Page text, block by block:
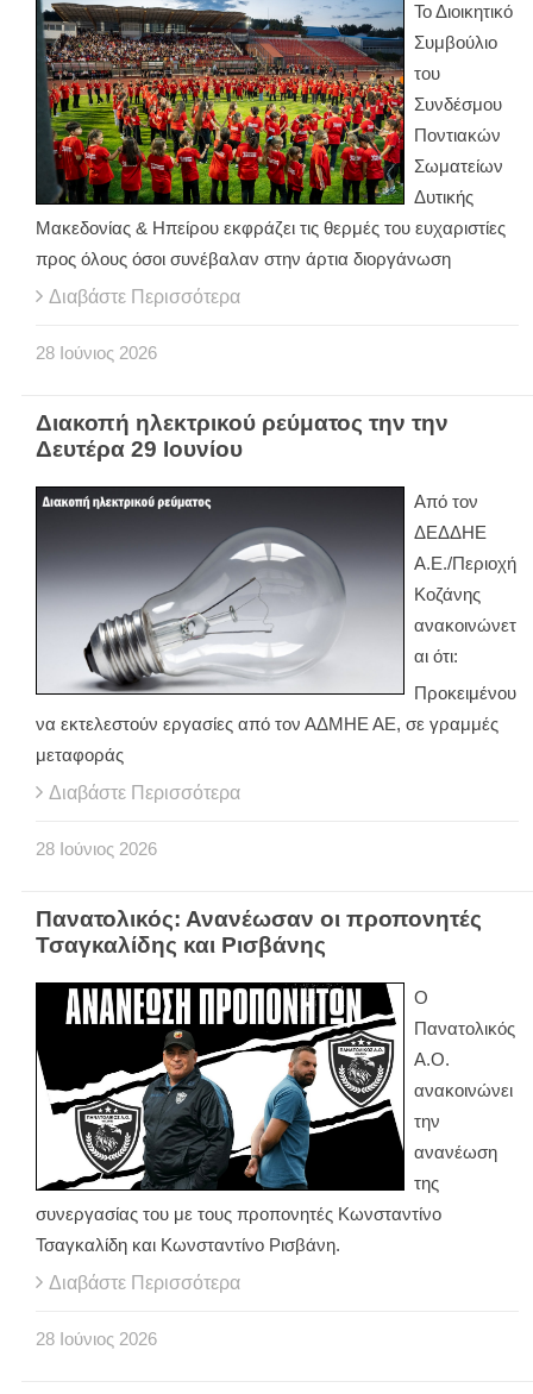
Το Διοικητικό
Συμβούλιο
του
Συνδέσμου
Ποντιακών
Σωματείων
Δυτικής
Μακεδονίας & Ηπείρου εκφράζει τις θερμές του ευχαριστίες
προς όλους όσοι συνέβαλαν στην άρτια διοργάνωση
Διαβάστε Περισσότερα
28 Ιούνιος 2026
Διακοπή ηλεκτρικού ρεύματος την την
Δευτέρα 29 Ιουνίου
Από τον
ΔΕΔΔΗΕ
Α.Ε./Περιοχή
Κοζάνης
ανακοινώνετ
αι ότι:
Προκειμένου
να εκτελεστούν εργασίες από τον ΑΔΜΗΕ ΑΕ, σε γραμμές
μεταφοράς
Διαβάστε Περισσότερα
28 Ιούνιος 2026
Πανατολικός: Ανανέωσαν οι προπονητές
Τσαγκαλίδης και Ρισβάνης
Ο
Πανατολικός
Α.Ο.
ανακοινώνει
την
ανανέωση
της
συνεργασίας του με τους προπονητές Κωνσταντίνο
Τσαγκαλίδη και Κωνσταντίνο Ρισβάνη.
Διαβάστε Περισσότερα
28 Ιούνιος 2026